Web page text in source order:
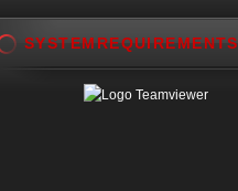
SYSTEMREQUIREMENTS